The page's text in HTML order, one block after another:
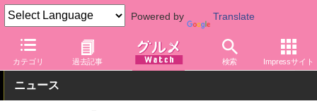
Powered by Translate
カテゴリ 過去記事 検索 Impressサイト
グルメ Watch メーカー 飲料・アルコール コカ・コーラ
ニュース